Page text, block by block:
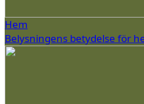
Hem
Belysningens betydelse för